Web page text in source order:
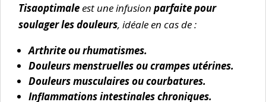
Tisaoptimaleest une infusion parfaite pour
soulager les douleurs, idéale en cas de :
Arthrite ou rhumatismes.
Douleurs menstruelles ou crampes utérines.
Douleurs musculaires ou courbatures.
Inflammations intestinales chroniques.